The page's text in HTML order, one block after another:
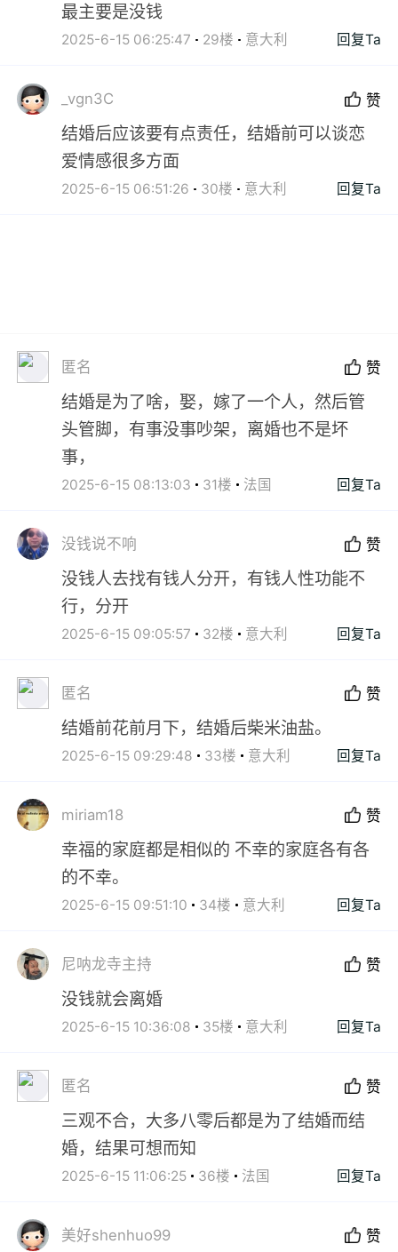
最主要是没钱
2025-6-15 06:25:47 29楼 意大利 回复Ta
_vgn3C 赞
结婚后应该要有点责任，结婚前可以谈恋
爱情感很多方面
2025-6-15 06:51:26 30楼 意大利 回复Ta
匿名 赞
结婚是为了啥，娶，嫁了一个人，然后管
头管脚，有事没事吵架，离婚也不是坏
事，
2025-6-15 08:13:03 31楼 法国 回复Ta
没钱说不响 赞
没钱人去找有钱人分开，有钱人性功能不
行，分开
2025-6-15 09:05:57 32楼 意大利 回复Ta
匿名 赞
结婚前花前月下，结婚后柴米油盐。
2025-6-15 09:29:48 33楼 意大利 回复Ta
miriam18 赞
幸福的家庭都是相似的 不幸的家庭各有各
的不幸。
2025-6-15 09:51:10 34楼 意大利 回复Ta
尼呐龙寺主持 赞
没钱就会离婚
2025-6-15 10:36:08 35楼 意大利 回复Ta
匿名 赞
三观不合，大多八零后都是为了结婚而结
婚，结果可想而知
2025-6-15 11:06:25 36楼 法国 回复Ta
美好shenhuo99 赞